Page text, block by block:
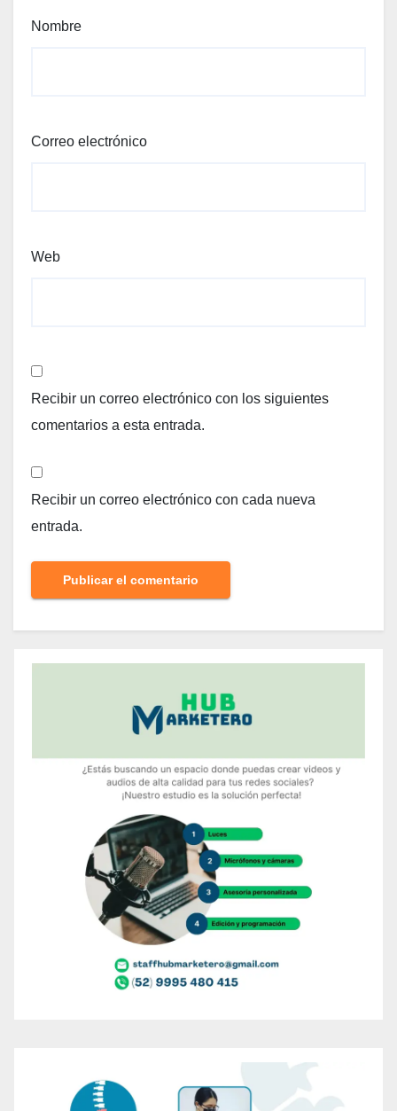
Nombre
Correo electrónico
Web
Recibir un correo electrónico con los siguientes
comentarios a esta entrada.
Recibir un correo electrónico con cada nueva
entrada.